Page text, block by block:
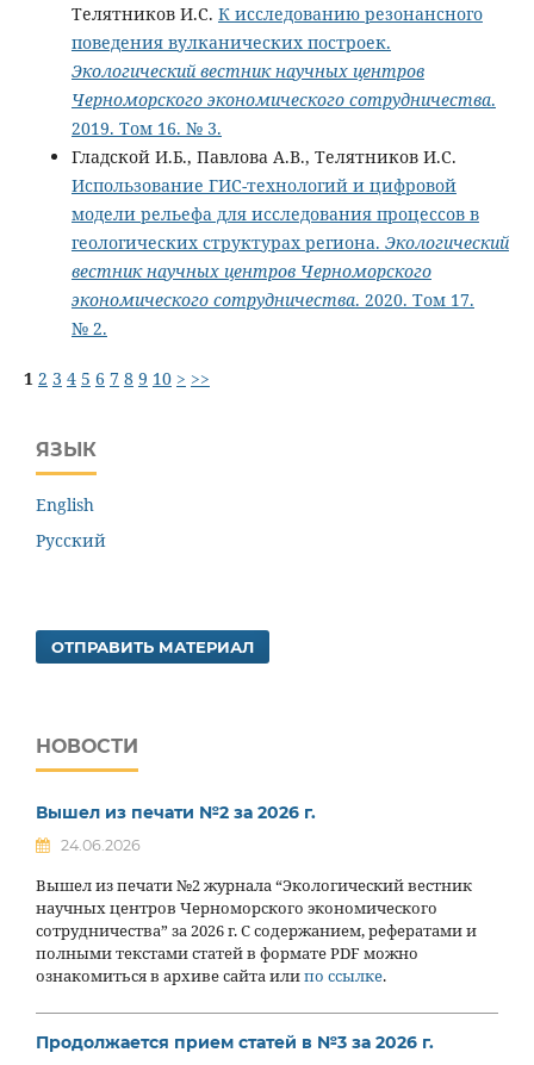
Телятников И.С. К исследованию резонансного
поведения вулканических построек.
Экологический вестник научных центров
Черноморского экономического сотрудничества.
2019. Том 16. № 3.
Гладской И.Б., Павлова А.В., Телятников И.С.
Использование ГИС-технологий и цифровой
модели рельефа для исследования процессов в
геологических структурах региона. Экологический
вестник научных центров Черноморского
экономического сотрудничества. 2020. Том 17.
№ 2.
1 2 3 4 5 6 7 8 9 10 > >>
ЯЗЫК
English
Русский
ОТПРАВИТЬ МАТЕРИАЛ
НОВОСТИ
Вышел из печати №2 за 2026 г.
24.06.2026
Вышел из печати №2 журнала “Экологический вестник
научных центров Черноморского экономического
сотрудничества” за 2026 г. С содержанием, рефератами и
полными текстами статей в формате PDF можно
ознакомиться в архиве сайта илипо ссылке.
Продолжается прием статей в №3 за 2026 г.